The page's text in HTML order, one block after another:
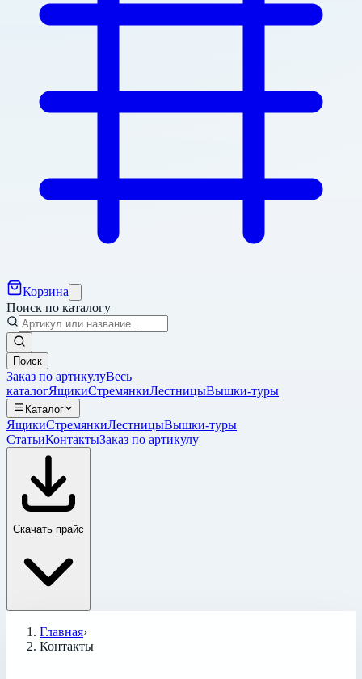
Корзина
Поиск по каталогу
Поиск
Заказ по артикулуВесь
каталогЯщикиСтремянкиЛестницыВышки-туры
Каталог
ЯщикиСтремянкиЛестницыВышки-туры
СтатьиКонтактыЗаказ по артикулу
Скачать прайс
Главная›
Контакты